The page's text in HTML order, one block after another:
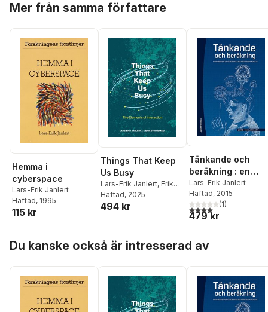
Mer från samma författare
Hemma i
cyberspace
Lars-Erik Janlert
Häftad, 1995
115 kr
Things That Keep
Us Busy
Lars-Erik Janlert, Erik
Stolterman
Häftad, 2025
494 kr
Tänkande och
beräkning : en
inledning till
datavetenskap
p
Lars-Erik Janlert
Häftad, 2015
4,0utav 5 stjärnor.
(1)
479 kr
Du kanske också är intresserad av